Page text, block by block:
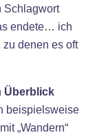
Schlagwort
endete… ich
zu denen es oft
Überblick
beispielsweise
„Wandern“